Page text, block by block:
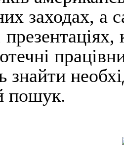
заходах, а
знайти
пошук.